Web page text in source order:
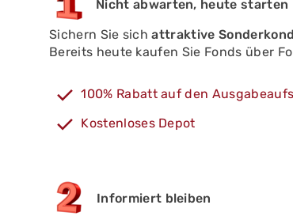
Nicht abwarten, heute starten
Sichern Sie sichattraktive
Bereits heute kaufen Sie Fonds über
100% Rabatt auf den
Kostenloses Depot
Informiert bleiben